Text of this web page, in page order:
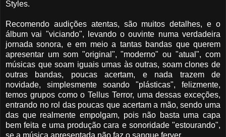
Styles.
Recomendo audições atentas, são muitos detalhes, e o
álbum vai "viciando", levando o ouvinte numa verdadeira
jornada sonora, e em meio a tantas bandas que querem
apresentar um som "original", "moderno" ou "atual", com
músicas que soam iguais umas às outras, soam clones de
outras bandas, poucas acertam, e nada trazem de
novidade, simplesmente soando "plásticas", felizmente,
temos grupos como o Tellus Terror, uma dessas exceções,
entrando no rol das poucas que acertam a mão, sendo uma
das que realmente empolgam, pois não basta uma capa
bem feita e uma produção cara e sonoridade "estourando",
se a música apresentada não faz o sangue ferver.